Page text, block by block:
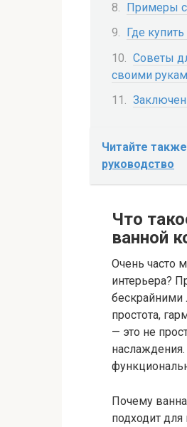
Примеры
Где
Советы
своими
Читайте
руководство
Что
ванной
Очень часто
интерьера?
простота,
— это не
Почему
подходит